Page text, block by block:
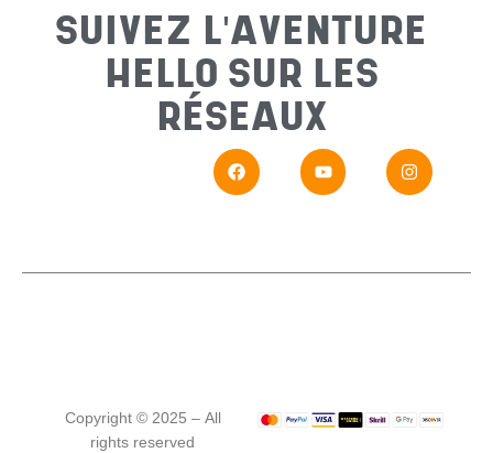
SUIVEZ L'AVENTURE
HELLO SUR LES
RÉSEAUX
Copyright © 2025 – All
rights reserved